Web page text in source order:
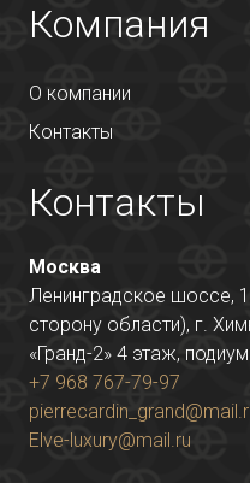
Компания
О компании
Контакты
Контакты
Москва
Ленинградское шоссе,
сторону области), г.
«Гранд-2» 4 этаж,
+7 968 767-79-97
Elve-luxury@mail.ru